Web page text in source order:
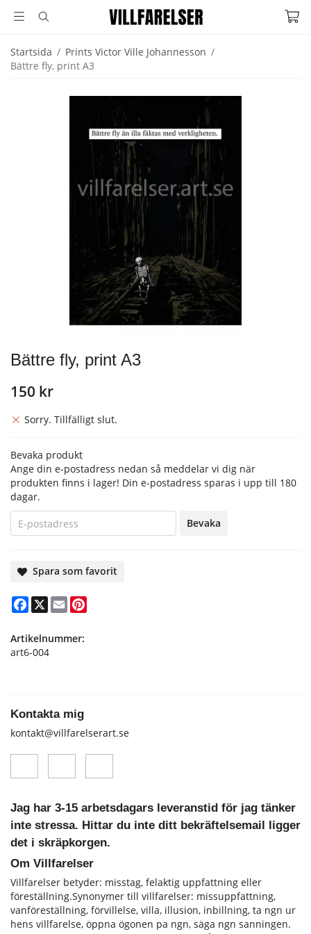
Startsida / Prints Victor Ville Johannesson /
Bättre fly, print A3
Bättre fly, print A3
150 kr
Sorry. Tillfälligt slut.
Bevaka produkt
Ange din e-postadress nedan så meddelar vi dig när
produkten finns i lager! Din e-postadress sparas i upp till 180
dagar.
Bevaka
Spara som favorit
Facebook
X Email
Artikelnummer:
art6-004
Kontakta mig
kontakt@villfarelserart.se
Jag har 3-15 arbetsdagars leveranstid för jag tänker
inte stressa. Hittar du inte ditt bekräftelsemail ligger
det i skräpkorgen.
Om Villfarelser
Villfarelser betyder: misstag, felaktig uppfattning eller
föreställning.Synonymer till villfarelser: missuppfattning,
vanföreställning, förvillelse, villa, illusion, inbillning, ta ngn ur
hens vill­farelse, öppna ögonen pa ngn, säga ngn sanningen.